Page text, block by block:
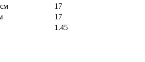
17
17
1.45